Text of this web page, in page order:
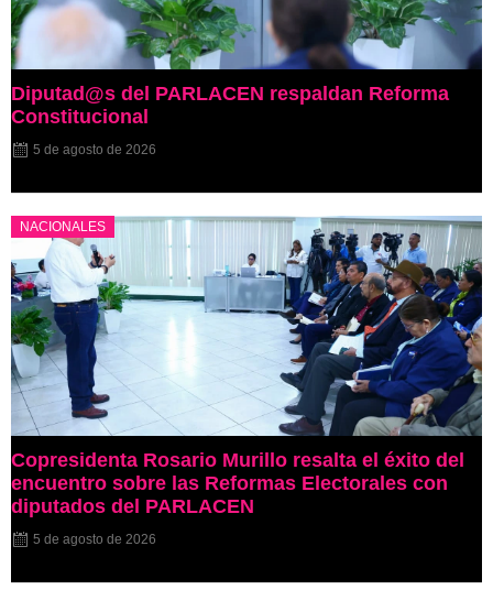
Diputad@s del PARLACEN respaldan Reforma
Constitucional
5 de agosto de 2026
NACIONALES
Copresidenta Rosario Murillo resalta el éxito del
encuentro sobre las Reformas Electorales con
diputados del PARLACEN
5 de agosto de 2026